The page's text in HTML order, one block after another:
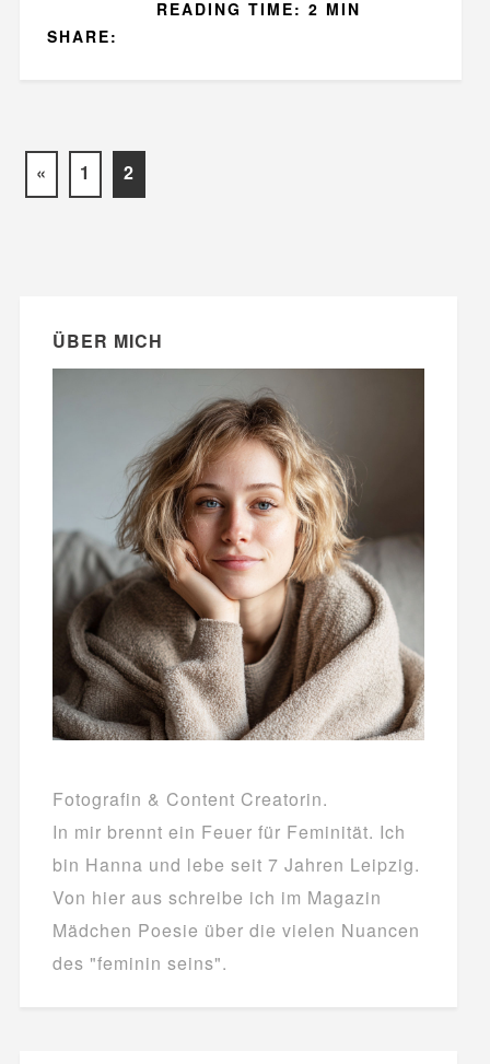
SHARE:
READING TIME: 2 MIN
« 1 2
ÜBER MICH
Fotografin & Content Creatorin.
In mir brennt ein Feuer für Feminität. Ich
bin Hanna und lebe seit 7 Jahren Leipzig.
Von hier aus schreibe ich im Magazin
Mädchen Poesie über die vielen Nuancen
des "feminin seins".